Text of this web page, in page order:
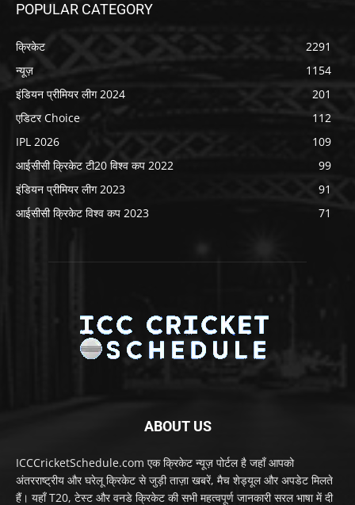
POPULAR CATEGORY
क्रिकेट
2291
न्यूज़
1154
इंडियन प्रीमियर लीग 2024
201
एडिटर Choice
112
IPL 2026
109
आईसीसी क्रिकेट टी20 विश्व कप 2022
99
इंडियन प्रीमियर लीग 2023
91
आईसीसी क्रिकेट विश्व कप 2023
71
ABOUT US
ICCCricketSchedule.com एक क्रिकेट न्यूज़ पोर्टल है जहाँ आपको
अंतरराष्ट्रीय और घरेलू क्रिकेट से जुड़ी ताज़ा खबरें, मैच शेड्यूल और अपडेट मिलते
हैं। यहाँ T20, टेस्ट और वनडे क्रिकेट की सभी महत्वपूर्ण जानकारी सरल भाषा में दी